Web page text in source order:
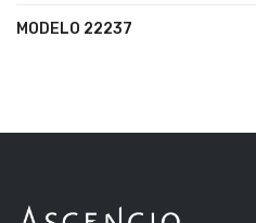
MODELO 22237